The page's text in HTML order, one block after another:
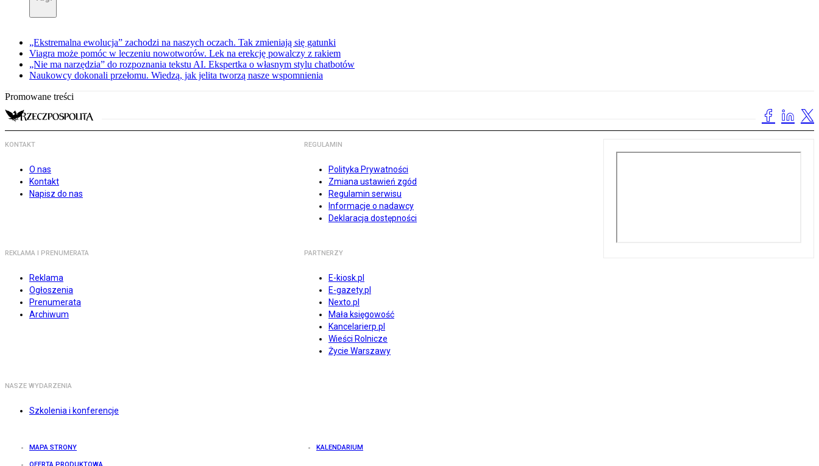
„Ekstremalna ewolucja” zachodzi na naszych oczach. Tak zmieniają się gatunki
Viagra może pomóc w leczeniu nowotworów. Lek na erekcję powalczy z rakiem
„Nie ma narzędzia” do rozpoznania tekstu AI. Ekspertka o własnym stylu chatbotów
Naukowcy dokonali przełomu. Wiedzą, jak jelita tworzą nasze wspomnienia
Promowane treści
KONTAKT
O nas
Kontakt
Napisz do nas
REGULAMIN
Polityka Prywatności
Zmiana ustawień zgód
Regulamin serwisu
Informacje o nadawcy
Deklaracja dostępności
REKLAMA I PRENUMERATA
Reklama
Ogłoszenia
Prenumerata
Archiwum
PARTNERZY
E-kiosk.pl
E-gazety.pl
Nexto.pl
Mała księgowość
Kancelarierp.pl
Wieści Rolnicze
Życie Warszawy
NASZE WYDARZENIA
Szkolenia i konferencje
MAPA STRONY KALENDARIUM